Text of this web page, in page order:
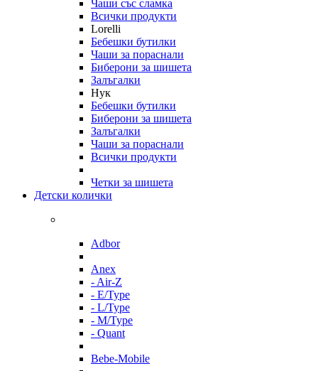
Чаши със сламка
Всички продукти
Lorelli
Бебешки бутилки
Чаши за пораснали
Биберони за шишета
Залъгалки
Нук
Бебешки бутилки
Биберони за шишета
Залъгалки
Чаши за пораснали
Всички продукти
Четки за шишета
Детски колички
Adbor
Anex
- Air-Z
- E/Type
- L/Type
- M/Type
- Quant
Bebe-Mobile